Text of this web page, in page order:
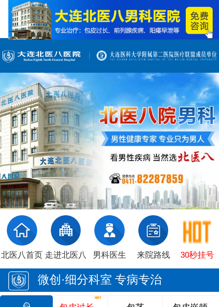
北医八首页 走进北医八 男科医生 来院路线 30秒挂号
微创·细分科室 专病专治